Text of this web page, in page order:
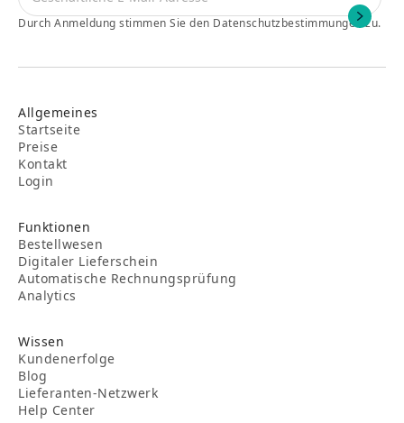
Durch Anmeldung stimmen Sie den Datenschutzbestimmungen zu.
Allgemeines
Startseite
Preise
Kontakt
Login
Funktionen
Bestellwesen
Digitaler Lieferschein
Automatische Rechnungsprüfung
Analytics
Wissen
Kundenerfolge
Blog
Lieferanten-Netzwerk
Help Center